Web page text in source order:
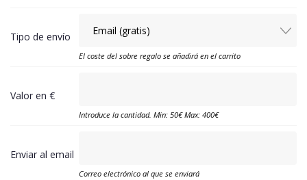
Tipo de envío
El coste del sobre regalo se añadirá en el carrito
Valor en €
Introduce la cantidad. Min: 50€ Max: 400€
Enviar al email
Correo electrónico al que se enviará